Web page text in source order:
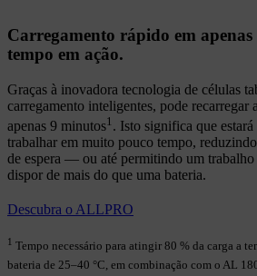
Carregamento rápido em
tempo em ação.
Graças à inovadora tecnologia de células
carregamento inteligentes, pode
apenas 9 minutos1 . Isto significa que
trabalhar em muito pouco tempo,
de espera — ou até permitindo um
dispor de mais do que uma bateria.
Descubra o ALLPRO
1 Tempo necessário para atingir 80 % da carga a
bateria de 25–40 °C, em combinação com o AL